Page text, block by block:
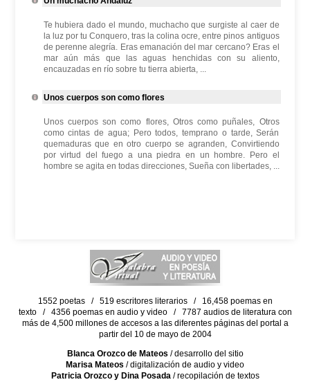
Te hubiera dado el mundo, muchacho que surgiste al caer de
la luz por tu Conquero, tras la colina ocre, entre pinos antiguos
de perenne alegría. Eras emanación del mar cercano? Eras el
mar aún más que las aguas henchidas con su aliento,
encauzadas en río sobre tu tierra abierta, ...
Unos cuerpos son como flores
Unos cuerpos son como flores, Otros como puñales, Otros
como cintas de agua; Pero todos, temprano o tarde, Serán
quemaduras que en otro cuerpo se agranden, Convirtiendo
por virtud del fuego a una piedra en un hombre. Pero el
hombre se agita en todas direcciones, Sueña con libertades, ...
1552 poetas / 519 escritores literarios / 16,458 poemas en
texto / 4356 poemas en audio y video / 7787 audios de literatura con
más de 4,500 millones de accesos a las diferentes páginas del portal a
partir del 10 de mayo de 2004
Blanca Orozco de Mateos / desarrollo del sitio
Marisa Mateos / digitalización de audio y video
Patricia Orozco y Dina Posada/ recopilación de textos